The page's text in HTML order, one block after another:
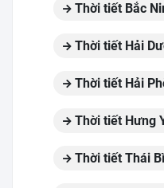
Thời tiết Bắc
Thời tiết Hải
Thời tiết Hải
Thời tiết Hưng
Thời tiết Thái